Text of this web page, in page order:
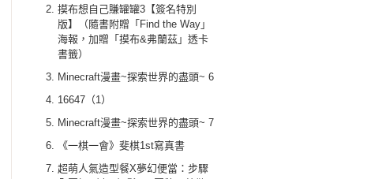
摸布想自己賺罐罐3【簽名特別
版】（隨書附贈「Find the Way」
海報，加贈「摸布&弗蘭茲」透卡
書籤）
Minecraft漫畫~探索世界的盡頭~ 6
16647（1）
Minecraft漫畫~探索世界的盡頭~ 7
《一棋一會》斐棋1st寫真書
超萌人氣造型餐X夢幻便當：步驟